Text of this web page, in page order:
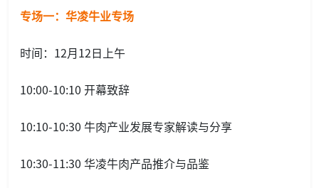
专场一：华凌牛业专场
时间：12月12日上午
10:00-10:10 开幕致辞
10:10-10:30 牛肉产业发展专家解读与分享
10:30-11:30 华凌牛肉产品推介与品鉴